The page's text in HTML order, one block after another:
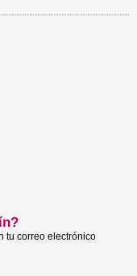
tu correo electrónico